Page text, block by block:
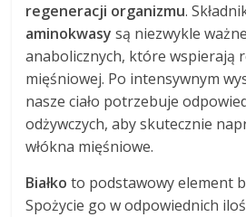
regeneracji organizmu.
aminokwasy są niezwykle
anabolicznych, które wspierają
mięśniowej. Po intensywnym
nasze ciało potrzebuje
odżywczych, aby skutecznie
włókna mięśniowe.
Białko to podstawowy element
Spożycie go w odpowiednich